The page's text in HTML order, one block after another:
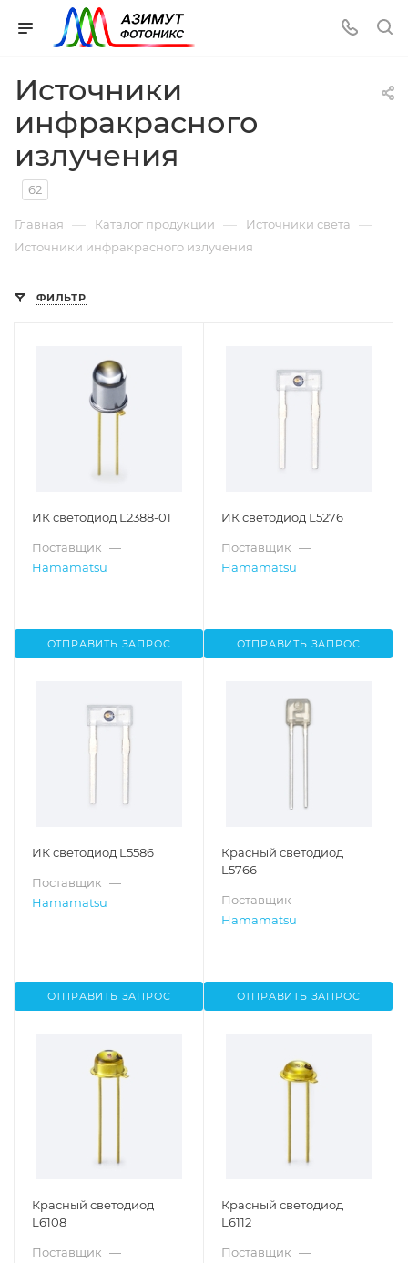
Источники
инфракрасного
излучения
62
Главная — Каталог продукции — Источники света —
Источники инфракрасного излучения
ФИЛЬТР
ИК светодиод L2388-01
Поставщик —
Hamamatsu
ОТПРАВИТЬ ЗАПРОС
ИК светодиод L5276
Поставщик —
Hamamatsu
ОТПРАВИТЬ ЗАПРОС
ИК светодиод L5586
Поставщик —
Hamamatsu
ОТПРАВИТЬ ЗАПРОС
Красный светодиод
L5766
Поставщик —
Hamamatsu
ОТПРАВИТЬ ЗАПРОС
Красный светодиод
L6108
Поставщик —
Красный светодиод
L6112
Поставщик —